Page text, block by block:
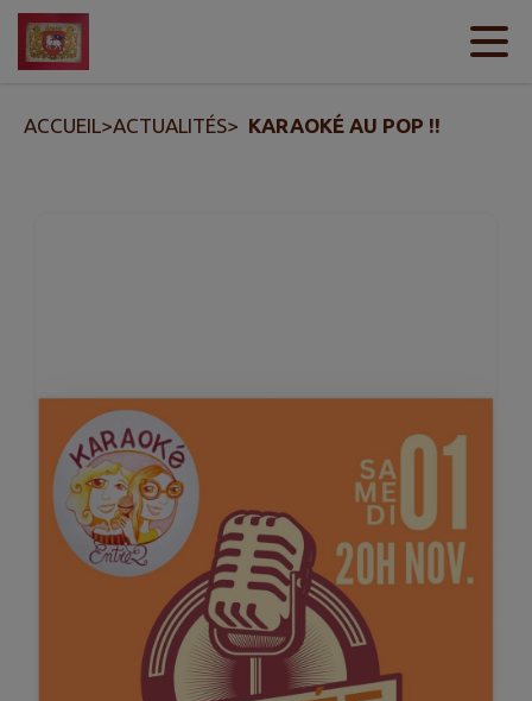
Contenu
ACCUEIL>ACTUALITÉS> KARAOKÉ AU POP !!